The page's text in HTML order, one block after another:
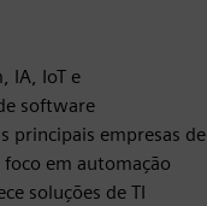
IA, IoT e
software
principais empresas de
em automação
soluções de TI